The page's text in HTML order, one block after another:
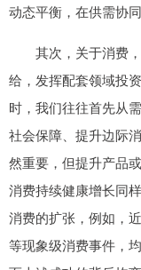
动态平衡，在供需协
其次，关于消费，
给，发挥配套领域投
时，我们往往首先从
社会保障、提升边际
然重要，但提升产品
消费持续健康增长同
消费的扩张，例如，
等现象级消费事件，